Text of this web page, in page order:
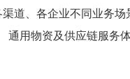
道、各企业不同业务场
通用物资及供应链服务